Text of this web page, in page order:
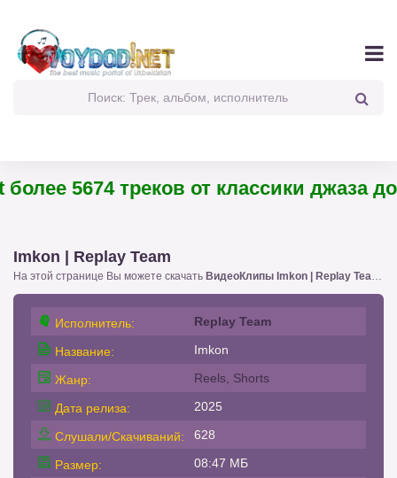
5674 треков от классики джаза до
Imkon | Replay Team
На этой странице Вы можете скачать ВидеоКлипы Imkon | Replay Team
Исполнитель: Replay Team
Название: Imkon
Жанр: Reels, Shorts
Дата релиза: 2025
Слушали/Скачиваний: 628
Размер: 08:47 МБ